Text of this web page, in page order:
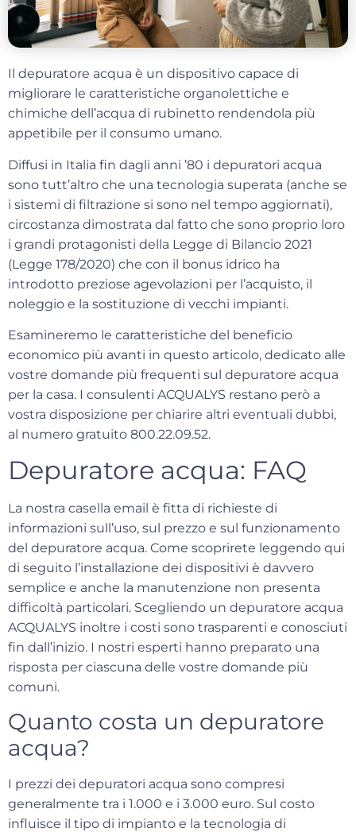
Il depuratore acqua è un dispositivo capace di
migliorare le caratteristiche organolettiche e
chimiche dell’acqua di rubinetto rendendola più
appetibile per il consumo umano.
Diffusi in Italia fin dagli anni ’80 i depuratori acqua
sono tutt’altro che una tecnologia superata (anche se
i sistemi di filtrazione si sono nel tempo aggiornati),
circostanza dimostrata dal fatto che sono proprio loro
i grandi protagonisti della Legge di Bilancio 2021
(Legge 178/2020) che con il bonus idrico ha
introdotto preziose agevolazioni per l’acquisto, il
noleggio e la sostituzione di vecchi impianti.
Esamineremo le caratteristiche del beneficio
economico più avanti in questo articolo, dedicato alle
vostre domande più frequenti sul depuratore acqua
per la casa. I consulenti ACQUALYS restano però a
vostra disposizione per chiarire altri eventuali dubbi,
al numero gratuito 800.22.09.52.
Depuratore acqua: FAQ
La nostra casella email è fitta di richieste di
informazioni sull’uso, sul prezzo e sul funzionamento
del depuratore acqua. Come scoprirete leggendo qui
di seguito l’installazione dei dispositivi è davvero
semplice e anche la manutenzione non presenta
difficoltà particolari. Scegliendo un depuratore acqua
ACQUALYS inoltre i costi sono trasparenti e conosciuti
fin dall’inizio. I nostri esperti hanno preparato una
risposta per ciascuna delle vostre domande più
comuni.
Quanto costa un depuratore
acqua?
I prezzi dei depuratori acqua sono compresi
generalmente tra i 1.000 e i 3.000 euro. Sul costo
influisce il tipo di impianto e la tecnologia di